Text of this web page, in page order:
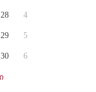
28
29
30
4
5
6